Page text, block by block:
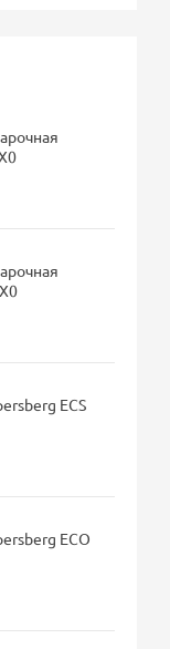
ECS
ECO